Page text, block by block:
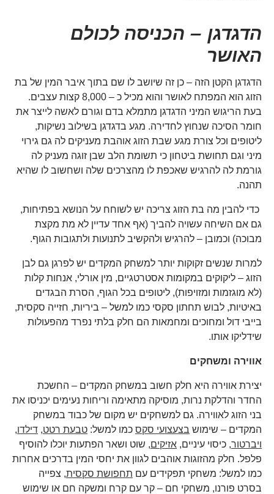
הדגדגן – הכניסה לכולם
האושר
הדגדגן הקטן הזה – כן זה שיושב לו שם בתוך איבר המין של בת
הזוג הוא המפתח לאושר והוא מכיל כ – 8,000 קצות עצבים.
בעת הריגוש המיני הדגדגן מתמלא בדם וגורם לאשה לייצר את
חומר הסיכה שנחוץ לחדירה. מגע בדגדגן בשילוב נשיקות,
ליטופים וכל צורת מגע שבת הזוג אוהבת מעניקים לה גם גירוי
מיני וגם תחושת ביטחון כי תשומת הלב שבן זוגה מעניק לה
גורמת לה להרגיש שאכפת לו מהצרכים שלה ושחשוב לו שהיא
תהנה.
כדי להבין מה בת הזוג צריכה יש לשוחח על הנושא בפתיחות,
גם אם השיחה עשויה להביך (אף אחד עדיין לא מת מקצת
מבוכה) וכמובן – להרגיש ולהקשיב לתנועות ולתגובות הגוף.
למרות שנשים זקוקות יותר למשחק המקדים יש לפרגן גם לבן
הזוג – ליקוקים במקומות אסטרטגיים, מין אורלי, אנחות קלות
(לא מוגזמות ומזויפות), ליטופים בכל הגוף, הסרת הבגדים
באיטיות, לבוש תחתון סקסי כמו למשל – ביריות, חזייה סקסית,
בייבי דול ומחוכים ומחמאות הם חלק בלתי נפרד מהפעולות
שידליקו אותו.
אווירה ומשחקים
יצירת אווירה היא חלק חשוב במשחק המקדים – החשכת
החדר והדלקת נרות, מוסיקה מתאימה וריחות נעימים יכניסו את
בני הזוג לאווירה. גם למשחקים יש מקום של כבוד במשחק
המקדים – שימוש בצעצועי סקס כמו למשל: טבעת רטט, דילדו,
ויברטור, כיסוי עיניים, אזיקים, שוט ושאר הפתעות יוכלו להוסיף
פלפל. חלק מהזוגות אוהבים לגוון את יחסי המין בדרכים אחרות
כמו למשל: משחקי תפקידים עם תחפושת סקסית, צפייה
בסרט פורנו, משחקי חם – קר עם קרח ומשקה חם או שימוש